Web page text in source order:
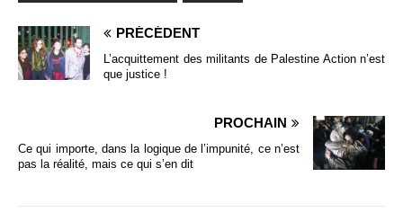
PRÉCÉDENT
L’acquittement des militants de Palestine Action n’est
que justice !
PROCHAIN
Ce qui importe, dans la logique de l’impunité, ce n’est
pas la réalité, mais ce qui s’en dit